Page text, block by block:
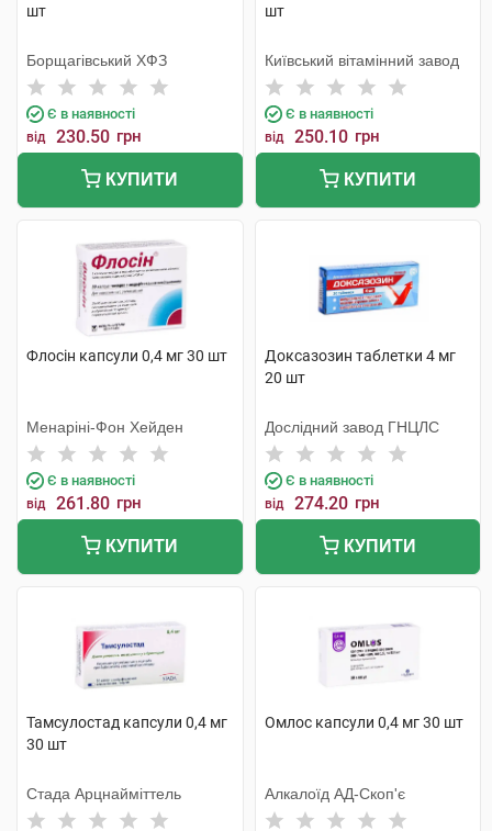
шт
Борщагівський ХФЗ
Є в наявності
від 230.50 грн
КУПИТИ
шт
Київський вітамінний завод
Є в наявності
від 250.10 грн
КУПИТИ
Флосін капсули 0,4 мг 30 шт
Менаріні-Фон Хейден
Є в наявності
від 261.80 грн
КУПИТИ
Доксазозин таблетки 4 мг
20 шт
Дослідний завод ГНЦЛС
Є в наявності
від 274.20 грн
КУПИТИ
Тамсулостад капсули 0,4 мг
30 шт
Стада Арцнайміттель
Омлос капсули 0,4 мг 30 шт
Алкалоїд АД-Скоп'є